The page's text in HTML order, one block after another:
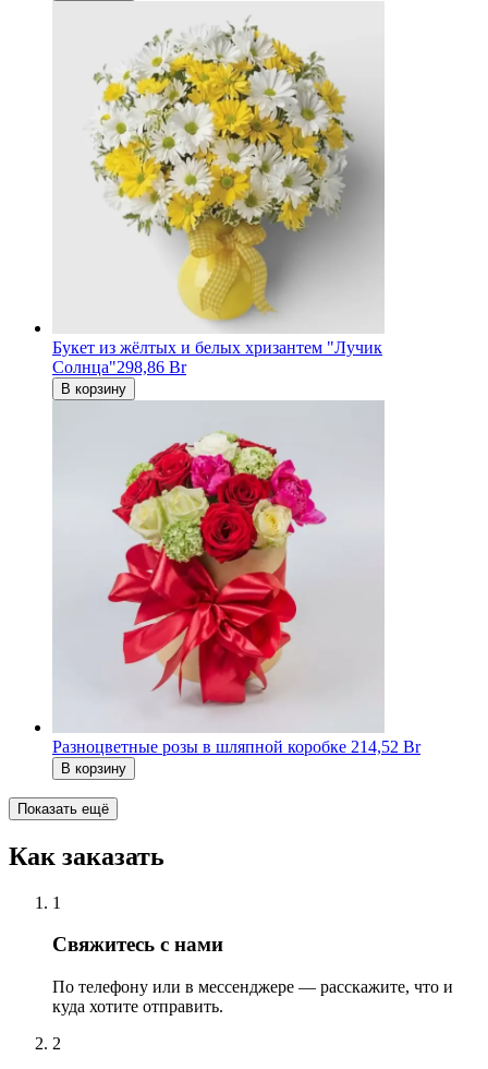
Букет из жёлтых и белых хризантем "Лучик
Солнца"298,86 Br
В корзину
Разноцветные розы в шляпной коробке 214,52 Br
В корзину
Показать ещё
Как заказать
1
Свяжитесь с нами
По телефону или в мессенджере — расскажите, что и
куда хотите отправить.
2